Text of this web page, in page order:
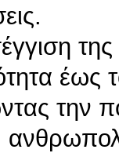
της
έως
την